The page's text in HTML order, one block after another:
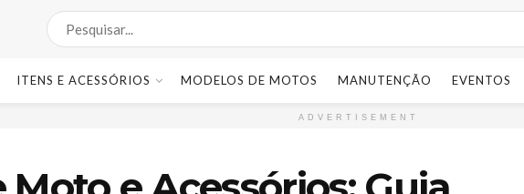
ITENS E ACESSÓRIOS MODELOS DE MOTOS MANUTENÇÃO EVENTOS
ADVERTISEMENT